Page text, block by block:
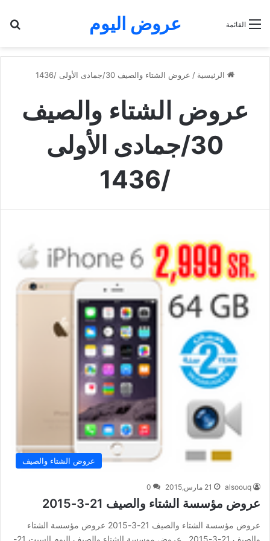
عروض اليوم القائمة
الرئيسية / عروض الشتاء والصيف 30/جمادى الأولى /1436
عروض الشتاء والصيف
30/جمادى الأولى
/1436
عروض الشتاء والصيف
alsoouq 21 مارس,2015 0
عروض مؤسسة الشتاء والصيف 21-3-2015
عروض مؤسسة الشتاء والصيف 21-3-2015 عروض مؤسسة الشتاء
والصيف 21-3-2015 , عروض موسسة الشتاء والصيف اليوم السبت 21-